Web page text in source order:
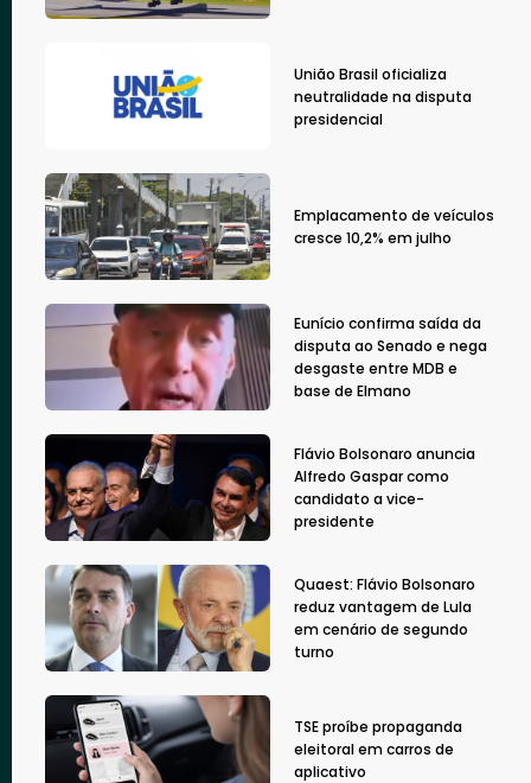
União Brasil oficializa
neutralidade na disputa
presidencial
Emplacamento de veículos
cresce 10,2% em julho
Eunício confirma saída da
disputa ao Senado e nega
desgaste entre MDB e
base de Elmano
Flávio Bolsonaro anuncia
Alfredo Gaspar como
candidato a vice-
presidente
Quaest: Flávio Bolsonaro
reduz vantagem de Lula
em cenário de segundo
turno
TSE proíbe propaganda
eleitoral em carros de
aplicativo